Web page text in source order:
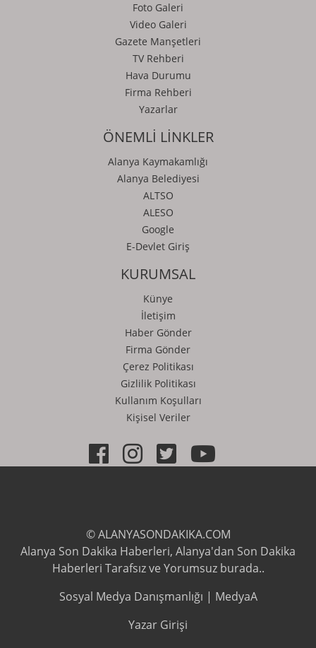
Foto Galeri
Video Galeri
Gazete Manşetleri
TV Rehberi
Hava Durumu
Firma Rehberi
Yazarlar
ÖNEMLİ LİNKLER
Alanya Kaymakamlığı
Alanya Belediyesi
ALTSO
ALESO
Google
E-Devlet Giriş
KURUMSAL
Künye
İletişim
Haber Gönder
Firma Gönder
Çerez Politikası
Gizlilik Politikası
Kullanım Koşulları
Kişisel Veriler
© ALANYASONDAKIKA.COM
Alanya Son Dakika Haberleri, Alanya'dan Son Dakika
Haberleri Tarafsız ve Yorumsuz burada..
Sosyal Medya Danışmanlığı | MedyaA
Yazar Girişi